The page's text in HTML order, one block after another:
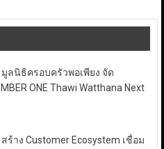
ลนิธิครอบครัวพอเพียง จัด
ONE Thawi Watthana Next
สร้าง Customer Ecosystem เชื่อม